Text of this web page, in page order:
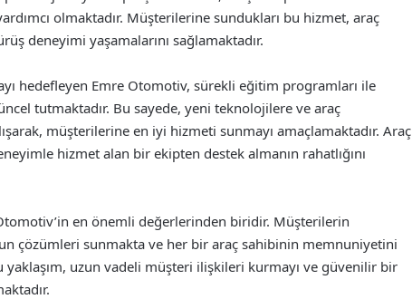
olmaktadır. Müşterilerine sundukları bu hizmet, araç
deneyimi yaşamalarını sağlamaktadır.
hedefleyen Emre Otomotiv, sürekli eğitim programları ile
tutmaktadır. Bu sayede, yeni teknolojilere ve araç
müşterilerine en iyi hizmeti sunmayı amaçlamaktadır. Araç
hizmet alan bir ekipten destek almanın rahatlığını
en önemli değerlerinden biridir. Müşterilerin
çözümleri sunmakta ve her bir araç sahibinin memnuniyetini
uzun vadeli müşteri ilişkileri kurmayı ve güvenilir bir